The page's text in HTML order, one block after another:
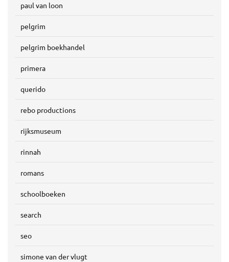
paul van loon
pelgrim
pelgrim boekhandel
primera
querido
rebo productions
rijksmuseum
rinnah
romans
schoolboeken
search
seo
simone van der vlugt